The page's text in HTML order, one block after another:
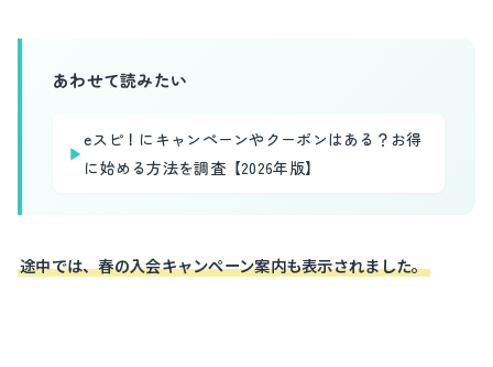
あわせて読みたい
▶
eスピ！にキャンペーンやクーポンはある？お得
に始める方法を調査【2026年版】
途中では、春の入会キャンペーン案内も表示されました。